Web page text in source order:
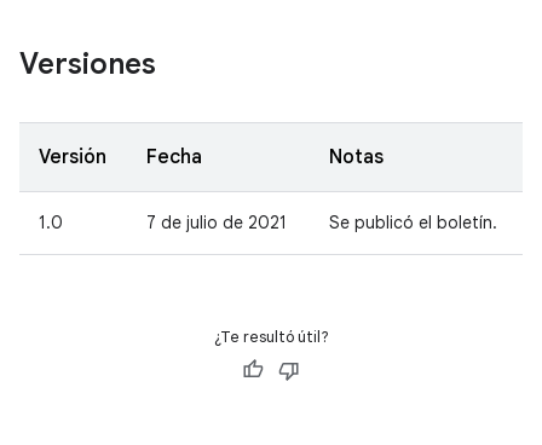
Versiones
Versión Fecha Notas
1.0 7 de julio de 2021 Se publicó el boletín.
¿Te resultó útil?